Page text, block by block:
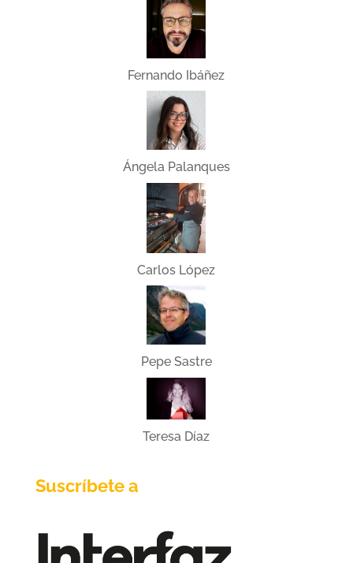
Fernando Ibáñez
Ángela Palanques
Carlos López
Pepe Sastre
Teresa Díaz
Suscríbete a